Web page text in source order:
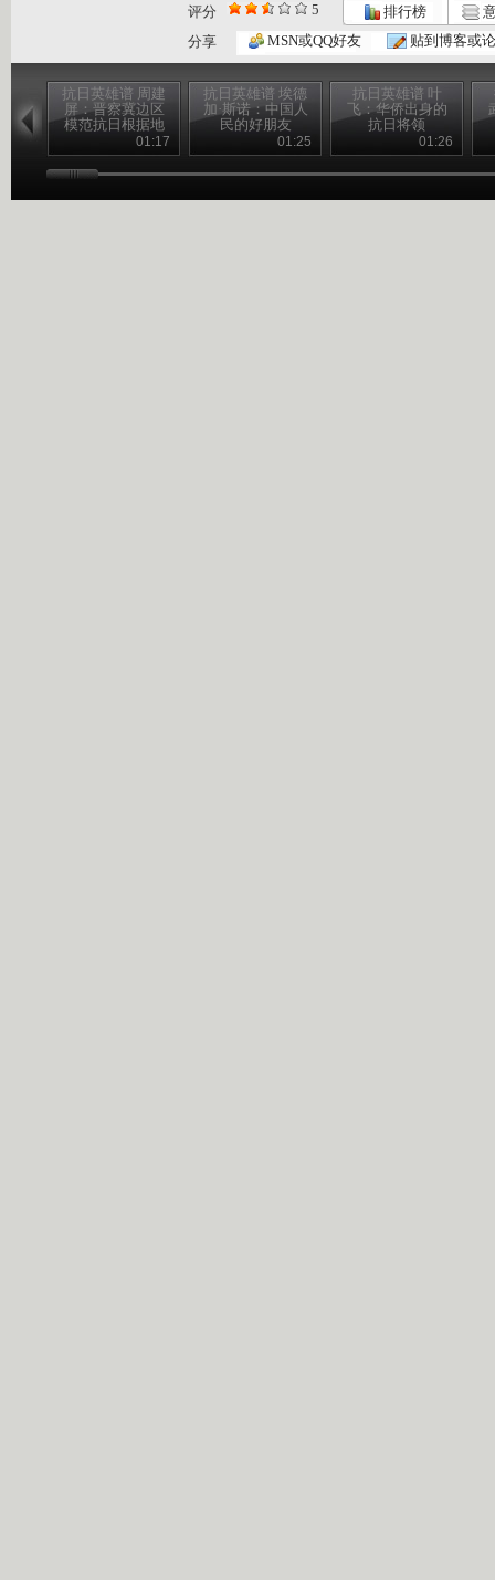
评分 5 排行榜
分享
MSN或QQ好友 贴到博客或
抗日英雄谱 周建
屏：晋察冀边区
模范抗日根据地
的创建人01:17
抗日英雄谱 埃德
加·斯诺：中国人
民的好朋友
01:25
抗日英雄谱 叶
飞：华侨出身的
抗日将领
01:26